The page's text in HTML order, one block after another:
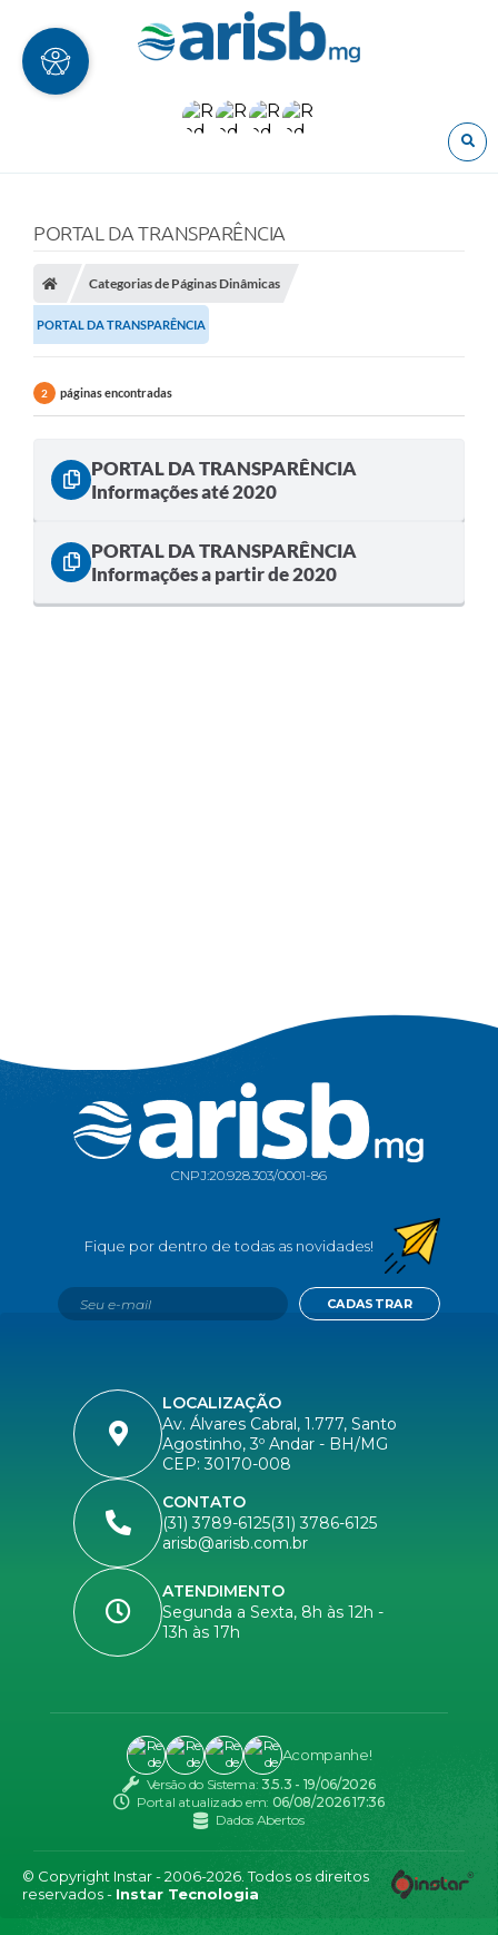
PORTAL DA TRANSPARÊNCIA
Categorias de Páginas Dinâmicas
PORTAL DA TRANSPARÊNCIA
2 páginas encontradas
PORTAL DA TRANSPARÊNCIA
Informações até 2020
PORTAL DA TRANSPARÊNCIA
Informações a partir de 2020
CNPJ:20.928.303/0001-86
LOCALIZAÇÃO
Av. Álvares Cabral, 1.777, Santo
Agostinho, 3º Andar - BH/MG
CEP: 30170-008
CONTATO
(31) 3789-6125(31) 3786-6125
arisb@arisb.com.br
ATENDIMENTO
Segunda a Sexta, 8h às 12h -
13h às 17h
CADASTRAR
Versão do Sistema: 3.5.3 - 19/06/2026
Portal atualizado em: 06/08/2026 17:36
Dados Abertos
Acompanhe!
© Copyright Instar - 2006-2026. Todos os direitos
reservados - Instar Tecnologia